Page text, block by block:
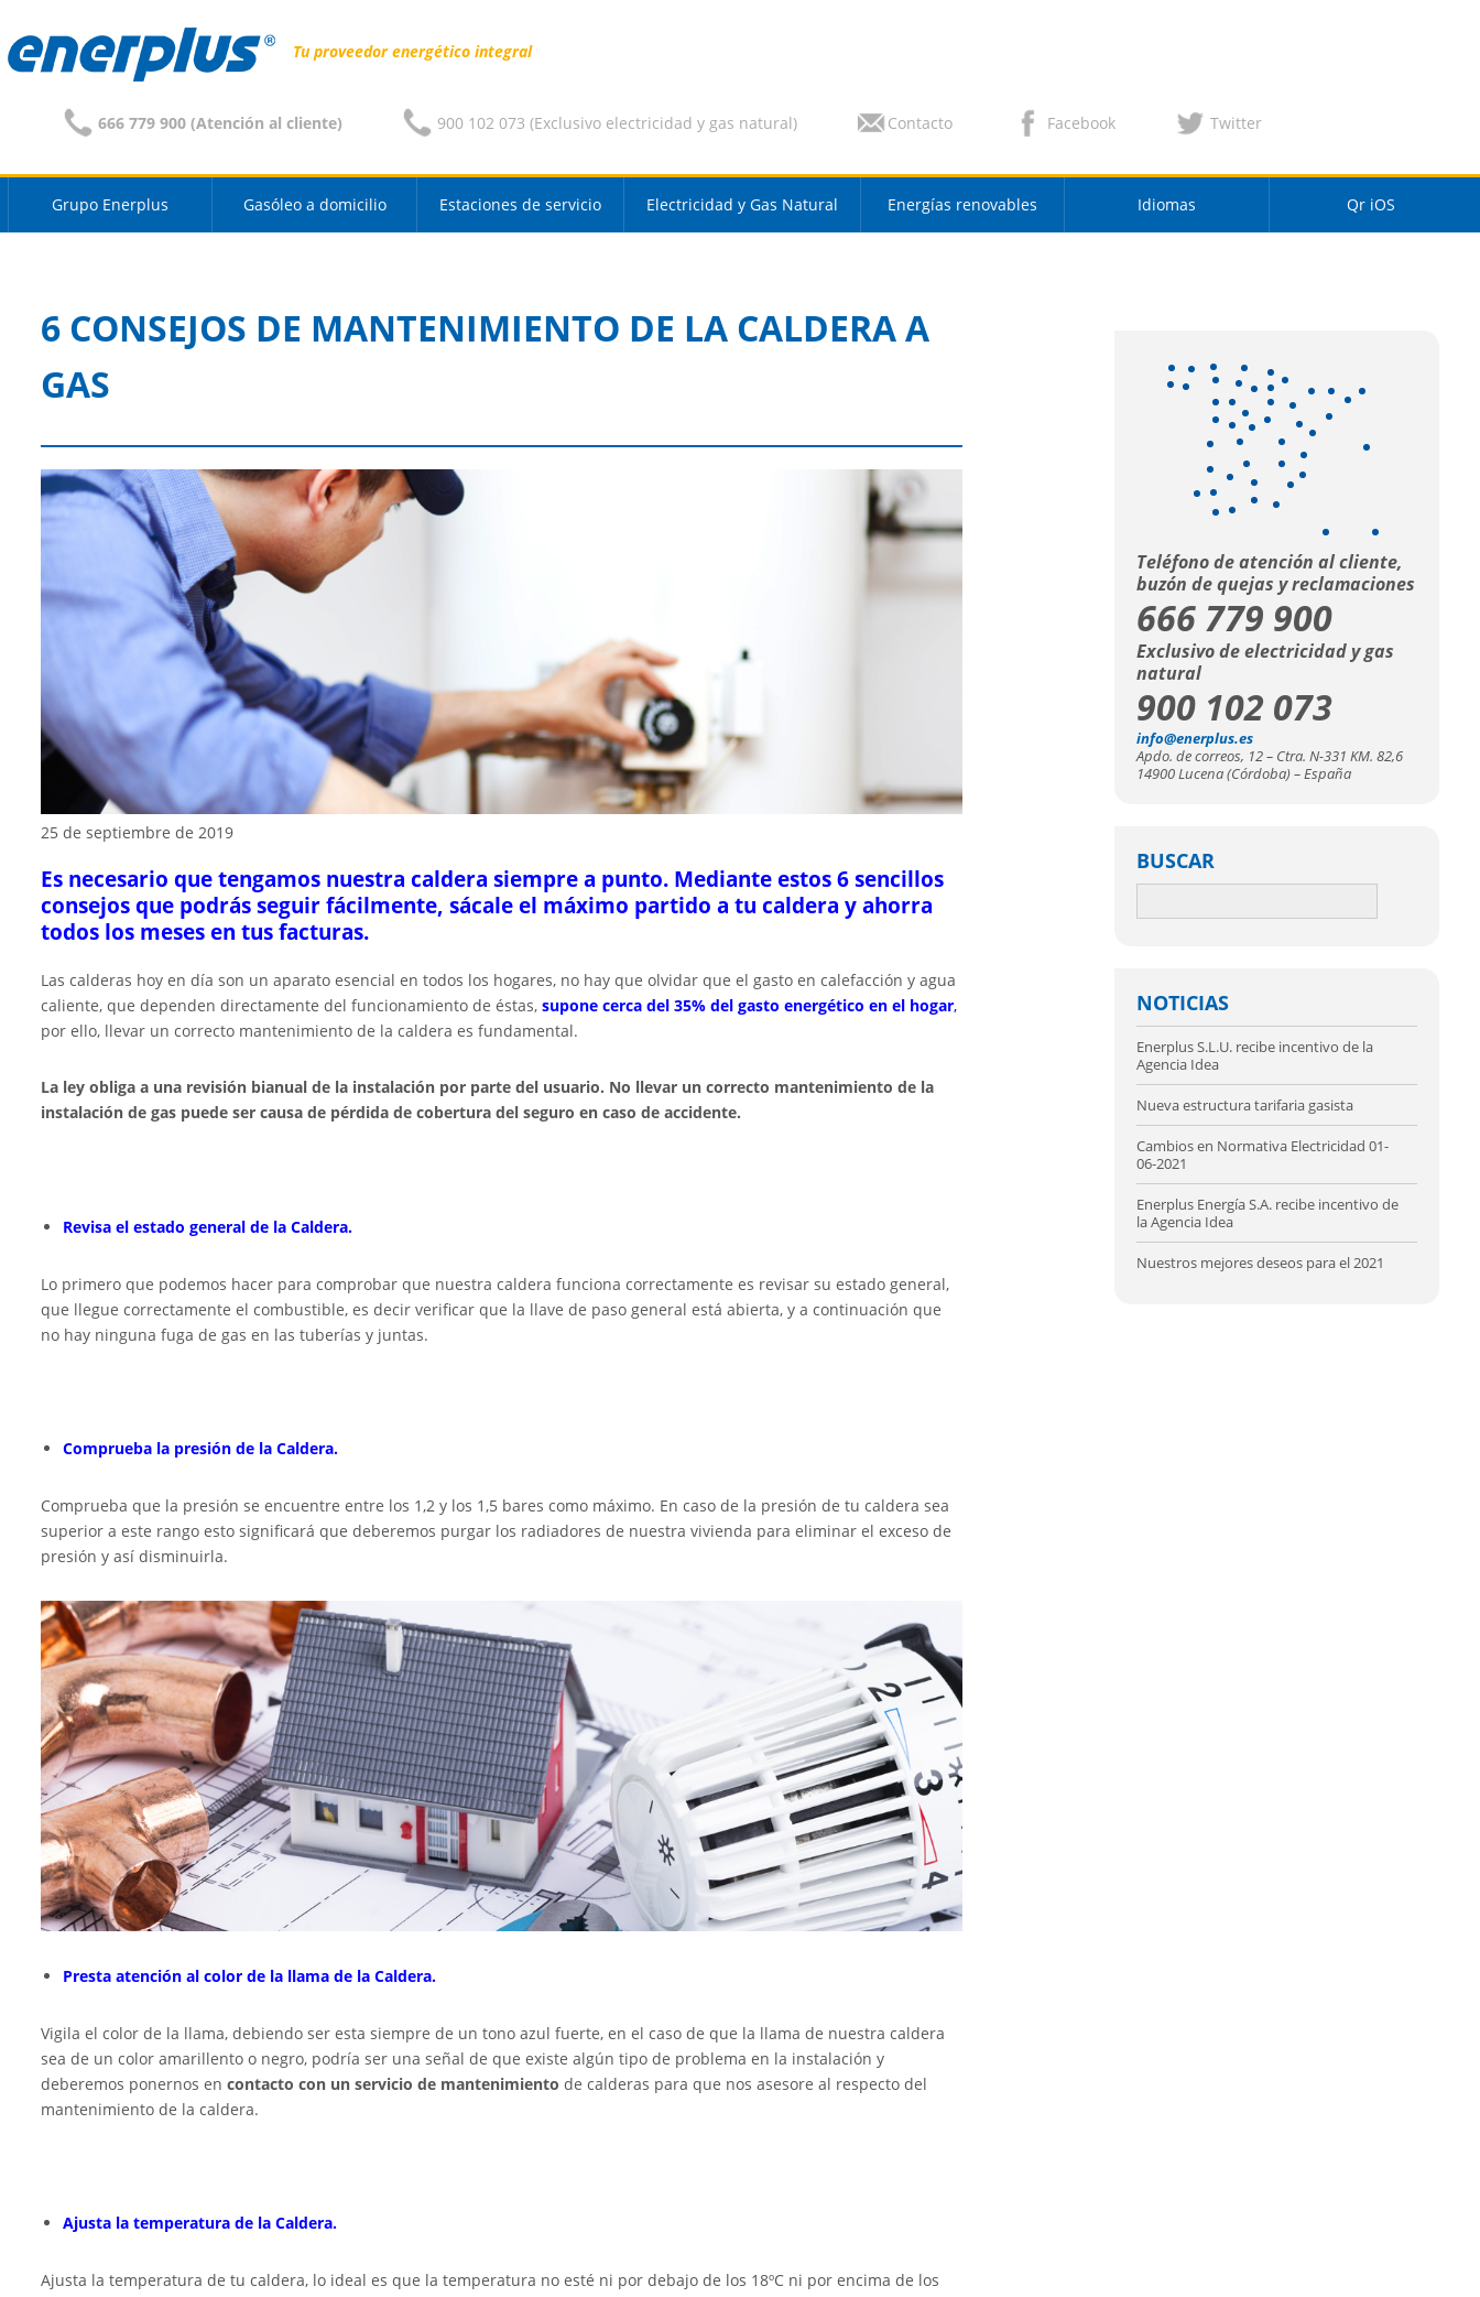
Tu proveedor energético integral
666 779 900 (Atención al cliente) 900 102 073 (Exclusivo electricidad y gas natural) Contacto Facebook Twitter
Grupo Enerplus Gasóleo a domicilio Estaciones de servicio Electricidad y Gas Natural Energías renovables Idiomas Qr iOS
6 CONSEJOS DE MANTENIMIENTO DE LA CALDERA A
GAS
25 de septiembre de 2019
Es necesario que tengamos nuestra caldera siempre a punto. Mediante estos 6 sencillos
consejos que podrás seguir fácilmente, sácale el máximo partido a tu caldera y ahorra
todos los meses en tus facturas.
Las calderas hoy en día son un aparato esencial en todos los hogares, no hay que olvidar que el gasto en calefacción y agua
caliente, que dependen directamente del funcionamiento de éstas, supone cerca del 35% del gasto energético en el hogar,
por ello, llevar un correcto mantenimiento de la caldera es fundamental.
La ley obliga a una revisión bianual de la instalación por parte del usuario. No llevar un correcto mantenimiento de la
instalación de gas puede ser causa de pérdida de cobertura del seguro en caso de accidente.
Revisa el estado general de la Caldera.
Lo primero que podemos hacer para comprobar que nuestra caldera funciona correctamente es revisar su estado general,
que llegue correctamente el combustible, es decir verificar que la llave de paso general está abierta, y a continuación que
no hay ninguna fuga de gas en las tuberías y juntas.
Comprueba la presión de la Caldera.
Comprueba que la presión se encuentre entre los 1,2 y los 1,5 bares como máximo. En caso de la presión de tu caldera sea
superior a este rango esto significará que deberemos purgar los radiadores de nuestra vivienda para eliminar el exceso de
presión y así disminuirla.
Presta atención al color de la llama de la Caldera.
Vigila el color de la llama, debiendo ser esta siempre de un tono azul fuerte, en el caso de que la llama de nuestra caldera
sea de un color amarillento o negro, podría ser una señal de que existe algún tipo de problema en la instalación y
deberemos ponernos en contacto con un servicio de mantenimiento de calderas para que nos asesore al respecto del
mantenimiento de la caldera.
Ajusta la temperatura de la Caldera.
Ajusta la temperatura de tu caldera, lo ideal es que la temperatura no esté ni por debajo de los 18ºC ni por encima de los
Teléfono de atención al cliente,
buzón de quejas y reclamaciones
666 779 900
Exclusivo de electricidad y gas
natural
900 102 073
info@enerplus.es
Apdo. de correos, 12 – Ctra. N-331 KM. 82,6
14900 Lucena (Córdoba) – España
BUSCAR
NOTICIAS
Enerplus S.L.U. recibe incentivo de la
Agencia Idea
Nueva estructura tarifaria gasista
Cambios en Normativa Electricidad 01-
06-2021
Enerplus Energía S.A. recibe incentivo de
la Agencia Idea
Nuestros mejores deseos para el 2021